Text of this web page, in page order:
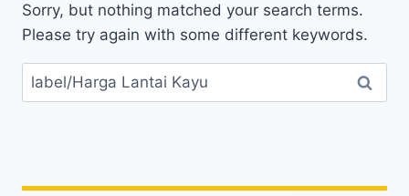
Sorry, but nothing matched your search terms.
Please try again with some different keywords.
Cari
untuk: